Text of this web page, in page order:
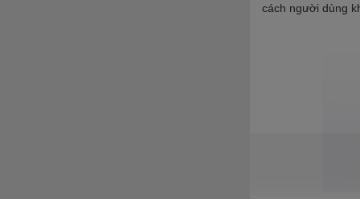
cách người dùng